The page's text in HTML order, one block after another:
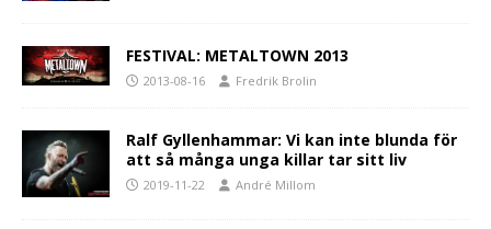
FESTIVAL: METALTOWN 2013
2013-08-16 Fredrik Brolin
Ralf Gyllenhammar: Vi kan inte blunda för
att så många unga killar tar sitt liv
2019-11-22 André Millom